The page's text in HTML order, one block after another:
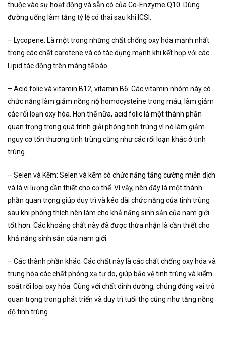
thuộc vào sự hoạt động và sẵn có của Co-Enzyme Q10. Dùng
đường uống làm tăng tỷ lệ có thai sau khi ICSI.
– Lycopene: Là một trong những chất chống oxy hóa mạnh nhất
trong các chất carotene và có tác dụng mạnh khi kết hợp với các
Lipid tác động trên màng tế bào.
– Acid folic và vitamin B12, vitamin B6: Các vitamin nhóm này có
chức năng làm giảm nồng nộ homocysteine trong máu, làm giảm
các rối loạn oxy hóa. Hơn thế nữa, acid folic là một thành phần
quan trọng trong quá trình giải phóng tinh trùng vì nó làm giảm
nguy cơ tổn thương tinh trùng cũng như các rối loạn khác ở tinh
trùng.
– Selen và Kẽm: Selen và kẽm có chức năng tăng cường miễn dịch
và là vi lượng cần thiết cho cơ thể. Vì vậy, nên đây là một thành
phần quan trọng giúp duy trì và kéo dài chức năng của tinh trùng
sau khi phóng thích nên làm cho khả năng sinh sản của nam giới
tốt hơn. Các khoáng chất này đã được thừa nhận là cần thiết cho
khả năng sinh sản của nam giới.
– Các thành phần khác: Các chất này là các chất chống oxy hóa và
trung hòa các chất phóng xạ tự do, giúp bảo vệ tinh trùng và kiểm
soát rối loại oxy hóa. Cùng với chất dinh dưỡng, chúng đóng vai trò
quan trọng trong phát triển và duy trì tuổi thọ cũng như tăng nồng
độ tinh trùng.